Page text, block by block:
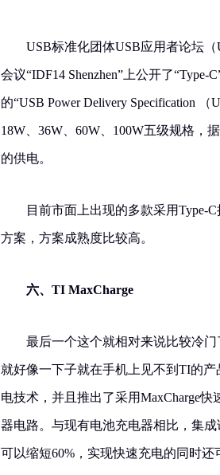
USB标准化团体USB应用者论坛
会议“IDF14 Shenzhen”上公开了
的“USB Power Delivery Specification
18W、36W、60W、100W五级规格，
的供电。
目前市面上出现的多款采用Type-
方案，方案成熟度比较高。
六、TI MaxCharge
最后一个这个就相对来说比较冷
就好像一下子就在手机上见不到TI的
电技术，并且推出了采用MaxCharge
器电路。与现有电池充电器相比，集
可以缩短60%，实现快速充电的同时还